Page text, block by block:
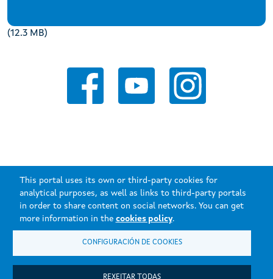
This portal uses its own or third-party cookies for
analytical purposes, as well as links to third-party portals
in order to share content on social networks. You can get
more information in the cookies policy.
CONFIGURACIÓN DE COOKIES
REXEITAR TODAS
(12.3 MB)
Xunta de Galicia. Information maintained and published on the
Atención á cidadanía